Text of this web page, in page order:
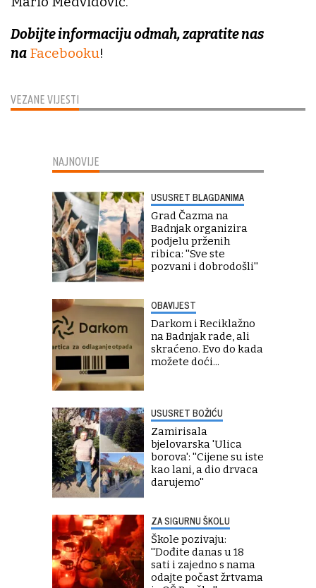
VEZANE VIJESTI
Dobijte informaciju odmah, zapratite nas
na Facebooku!
NAJNOVIJE
USUSRET BLAGDANIMA
Grad Čazma na
Badnjak organizira
podjelu prženih
ribica: ''Sve ste
pozvani i dobrodošli''
OBAVIJEST
Darkom i Reciklažno
na Badnjak rade, ali
skraćeno. Evo do kada
možete doći...
USUSRET BOŽIĆU
Zamirisala
bjelovarska 'Ulica
borova': ''Cijene su iste
kao lani, a dio drvaca
darujemo''
ZA SIGURNU ŠKOLU
Škole pozivaju:
''Dođite danas u 18
sati i zajedno s nama
odajte počast žrtvama